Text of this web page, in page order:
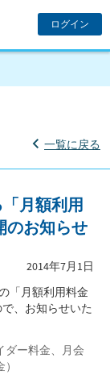
一覧に戻る
月額利用
のお知らせ
2014年7月1日
「月額利用料金
、お知らせいた
ダー料金、月会